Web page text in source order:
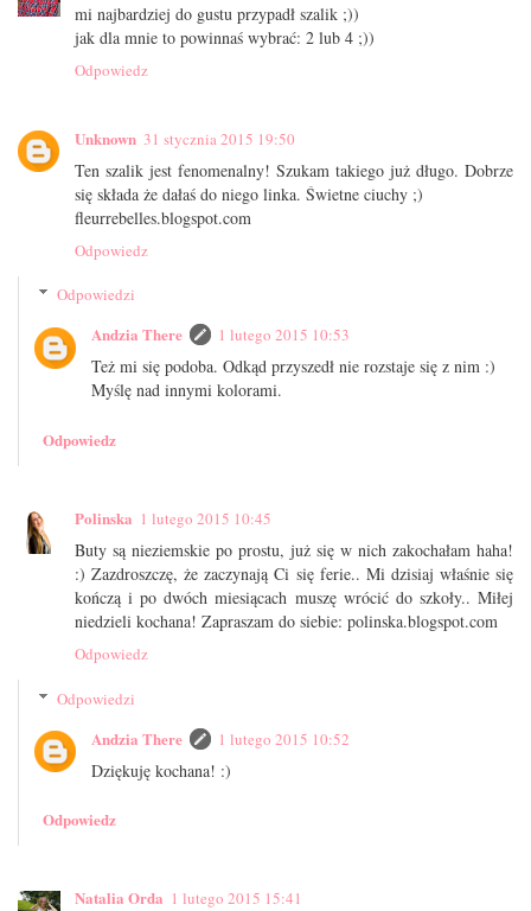
mi najbardziej do gustu przypadł szalik ;))
jak dla mnie to powinnaś wybrać: 2 lub 4 ;))
Odpowiedz
Unknown 31 stycznia 2015 19:50
Ten szalik jest fenomenalny! Szukam takiego już długo. Dobrze
się składa że dałaś do niego linka. Świetne ciuchy ;)
fleurrebelles.blogspot.com
Odpowiedz
Odpowiedzi
Andzia There 1 lutego 2015 10:53
Też mi się podoba. Odkąd przyszedł nie rozstaje się z nim :)
Myślę nad innymi kolorami.
Odpowiedz
Polinska 1 lutego 2015 10:45
Buty są nieziemskie po prostu, już się w nich zakochałam haha!
:) Zazdroszczę, że zaczynają Ci się ferie.. Mi dzisiaj właśnie się
kończą i po dwóch miesiącach muszę wrócić do szkoły.. Miłej
niedzieli kochana! Zapraszam do siebie: polinska.blogspot.com
Odpowiedz
Odpowiedzi
Andzia There 1 lutego 2015 10:52
Dziękuję kochana! :)
Odpowiedz
Natalia Orda 1 lutego 2015 15:41